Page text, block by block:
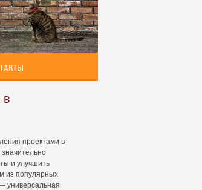
в
проектами в
и улучшить
из популярных
универсальная